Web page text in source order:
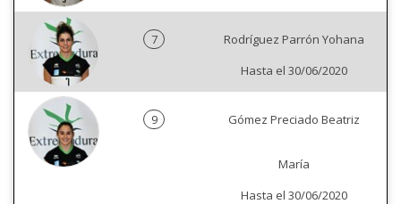
7
Rodríguez Parrón Yohana
Hasta el 30/06/2020
9 Gómez Preciado Beatriz
María
Hasta el 30/06/2020